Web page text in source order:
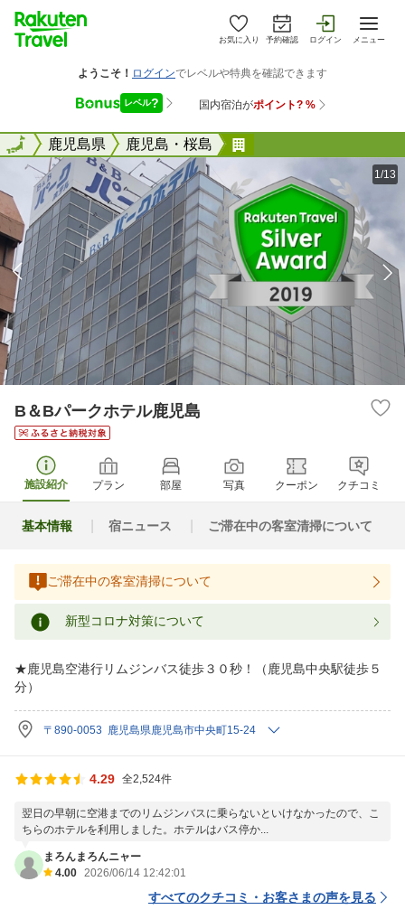
お気に入り 予約確認 ログイン メニュー
全国鹿児島県 鹿児島・桜島
全国
1/13
B＆Bパークホテル鹿児島
施設紹介 プラン 部屋 写真 クーポン クチコミ
基本情報 宿ニュース ご滞在中の客室清掃について
ご滞在中の客室清掃について
新型コロナ対策について
★鹿児島空港行リムジンバス徒歩３０秒！（鹿児島中央駅徒歩５
分）
〒890-0053 鹿児島県鹿児島市中央町15-24
4.29 全2,524件
翌日の早朝に空港までのリムジンバスに乗らないといけなかったので、こ
ちらのホテルを利用しました。ホテルはバス停か...
まろんまろんニャー
4.00 2026/06/14 12:42:01
すべてのクチコミ・お客さまの声を見る